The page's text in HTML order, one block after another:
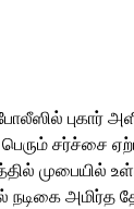
புகார்
சர்ச்சை
முபையில்
நடிகை அமிர்த